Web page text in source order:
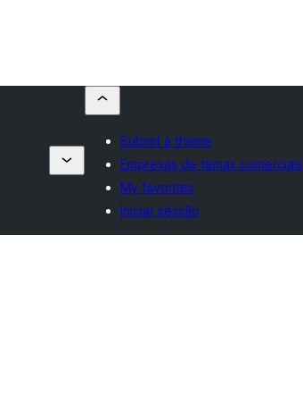
Submit a theme
Empresas de temas comerciais
My favorites
Iniciar sessão